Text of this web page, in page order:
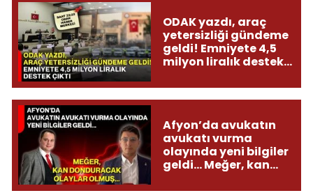
ODAK yazdı, araç
yetersizliği gündeme
geldi! Emniyete 4,5
milyon liralık destek
Afyon’da avukatın
avukatı vurma
olayında yeni bilgiler
geldi... Meğer, kan